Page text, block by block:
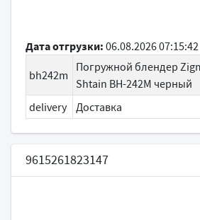
Дата отгрузки: 06.08.2026 07:15:42
bh242m
Погружной блендер
Shtain BH-242M черный
delivery Доставка
9615261823147